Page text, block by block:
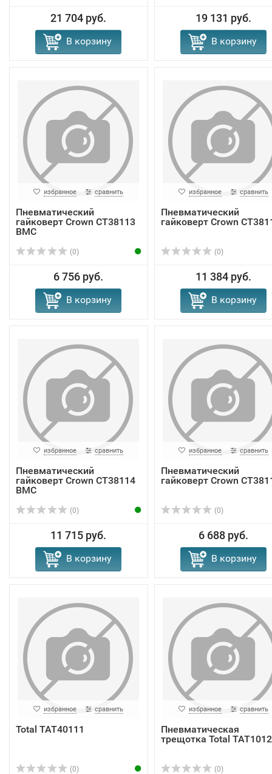
21 704 руб.
В корзину
19 131 руб.
В корзину
избранное сравнить
Пневматический
гайковерт Crown CT38113
BMC
(0)
6 756 руб.
В корзину
избранное сравнить
Пневматический
гайковерт Crown
(0)
11 384 руб.
В корзину
избранное сравнить
Пневматический
гайковерт Crown CT38114
BMC
(0)
11 715 руб.
В корзину
избранное сравнить
Пневматический
гайковерт Crown
(0)
6 688 руб.
В корзину
избранное сравнить
Total TAT40111
(0)
избранное сравнить
Пневматическая
трещотка Total
(0)